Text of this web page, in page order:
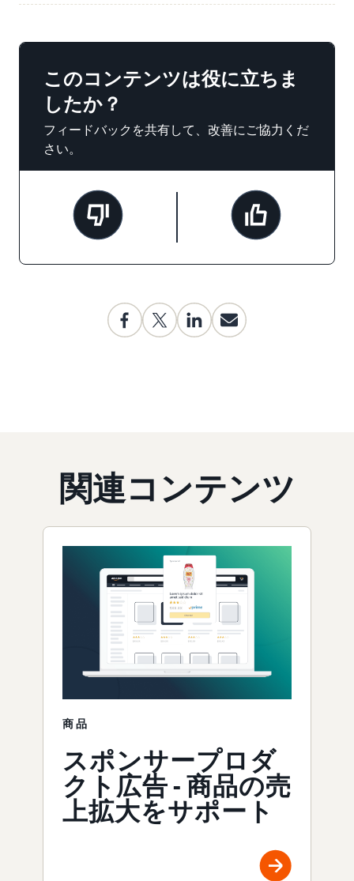
このコンテンツは役に立ちま
したか？
フィードバックを共有して、改善にご協力くだ
さい。
関連コンテンツ
商品
スポンサープロダ
クト広告 - 商品の売
上拡大をサポート